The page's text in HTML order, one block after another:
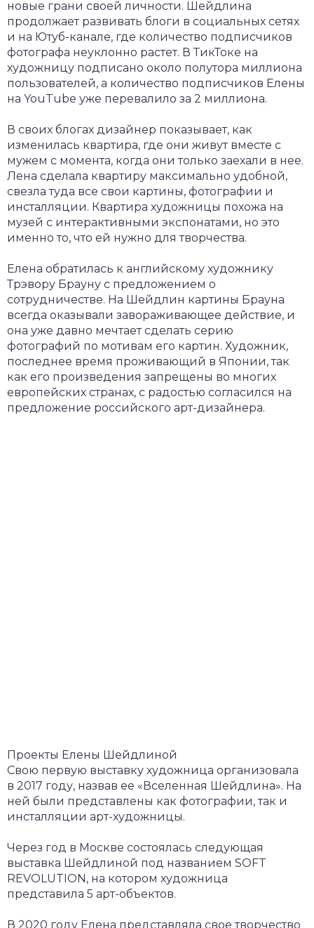
новые грани своей личности. Шейдлина
продолжает развивать блоги в социальных сетях
и на Ютуб-канале, где количество подписчиков
фотографа неуклонно растет. В ТикТоке на
художницу подписано около полутора миллиона
пользователей, а количество подписчиков Елены
на YouTube уже перевалило за 2 миллиона.
В своих блогах дизайнер показывает, как
изменилась квартира, где они живут вместе с
мужем с момента, когда они только заехали в нее.
Лена сделала квартиру максимально удобной,
свезла туда все свои картины, фотографии и
инсталляции. Квартира художницы похожа на
музей с интерактивными экспонатами, но это
именно то, что ей нужно для творчества.
Елена обратилась к английскому художнику
Трэвору Брауну с предложением о
сотрудничестве. На Шейдлин картины Брауна
всегда оказывали завораживающее действие, и
она уже давно мечтает сделать серию
фотографий по мотивам его картин. Художник,
последнее время проживающий в Японии, так
как его произведения запрещены во многих
европейских странах, с радостью согласился на
предложение российского арт-дизайнера.
Проекты Елены Шейдлиной
Свою первую выставку художница организовала
в 2017 году, назвав ее «Вселенная Шейдлина». На
ней были представлены как фотографии, так и
инсталляции арт-художницы.
Через год в Москве состоялась следующая
выставка Шейдлиной под названием SOFT
REVOLUTION, на котором художница
представила 5 арт-объектов.
В 2020 году Елена представляла свое творчество